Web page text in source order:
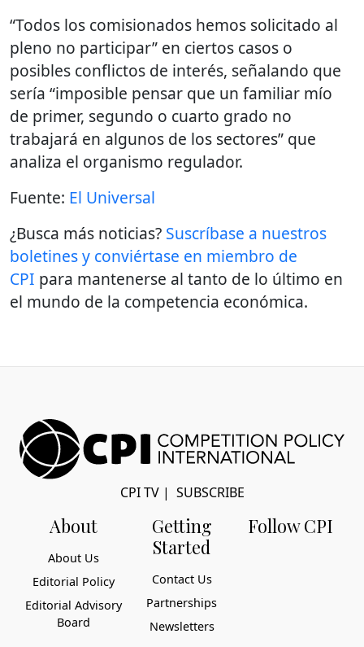
“Todos los comisionados hemos solicitado al
pleno no participar” en ciertos casos o
posibles conflictos de interés, señalando que
sería “imposible pensar que un familiar mío
de primer, segundo o cuarto grado no
trabajará en algunos de los sectores” que
analiza el organismo regulador.
Fuente: El Universal
¿Busca más noticias? Suscríbase a nuestros
boletines y conviértase en miembro de
CPI para mantenerse al tanto de lo último en
el mundo de la competencia económica.
CPI TV| SUBSCRIBE
About
About Us
Editorial Policy
Editorial Advisory
Board
Getting
Started
Contact Us
Partnerships
Newsletters
Follow CPI